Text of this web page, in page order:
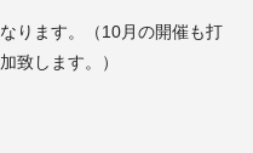
ります。（10月の開催も打
致します。）